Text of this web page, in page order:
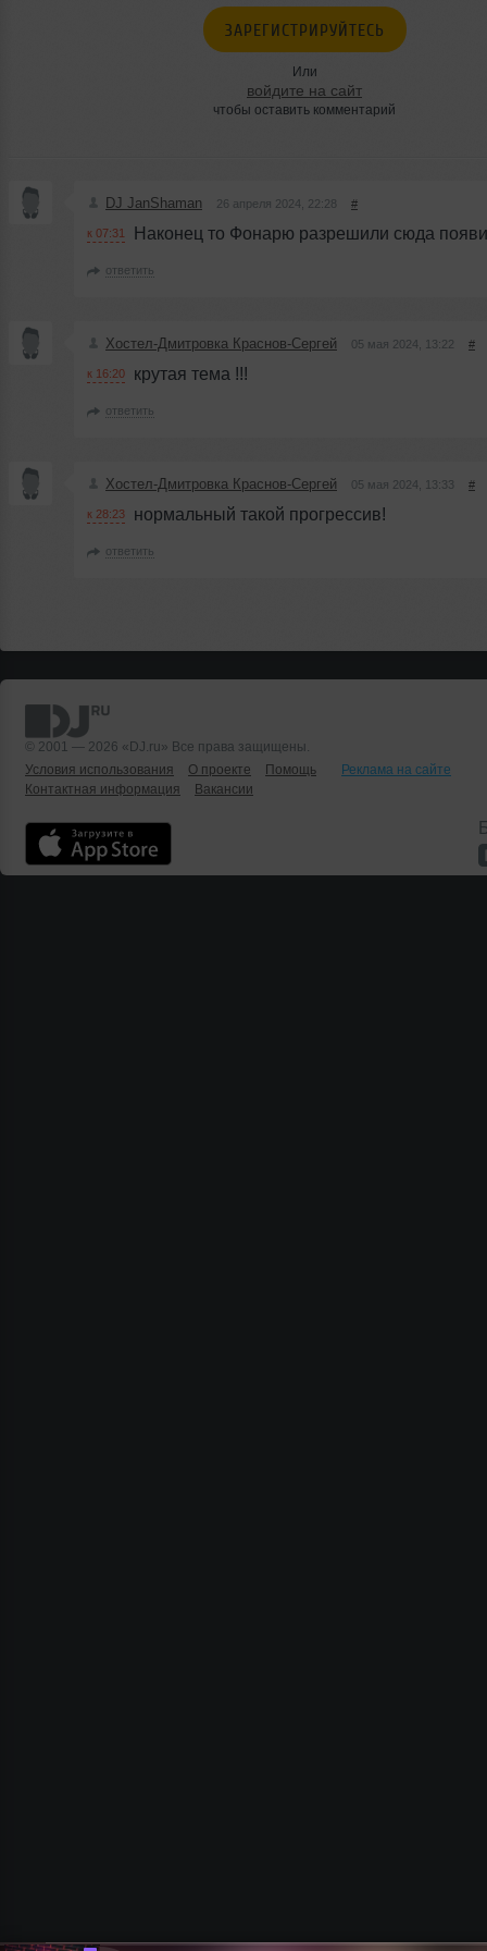
ЗАРЕГИСТРИРУЙТЕСЬ
Или
войдите на сайт
чтобы оставить комментарий
DJ JanShaman 26 апреля 2024, 22:28 #
к 07:31 Наконец то Фонарю разрешили сюда
ответить
Хостел-Дмитровка Краснов-Сергей 05 мая 2024, 13:22 #
к 16:20 крутая тема !!!
ответить
Хостел-Дмитровка Краснов-Сергей 05 мая 2024, 13:33 #
к 28:23 нормальный такой прогрессив!
ответить
© 2001 — 2026 «DJ.ru» Все права защищены.
Условия использования
О проекте Помощь
Реклама на сайте
Контактная информация
Вакансии